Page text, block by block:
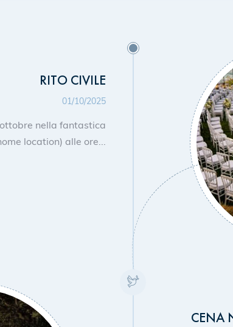
RITO CIVILE
01/10/2025
nella fantastica
location) alle ore...
CENA